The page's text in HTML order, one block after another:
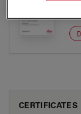
CERTIFICATES